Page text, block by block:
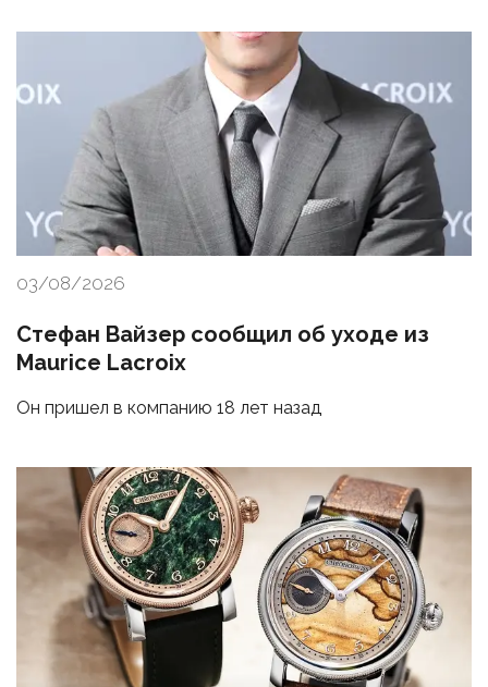
03/08/2026
Стефан Вайзер сообщил об уходе из
Maurice Lacroix
Он пришел в компанию 18 лет назад